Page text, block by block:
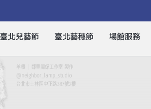
臺北兒藝節 臺北藝穗節 場館服務